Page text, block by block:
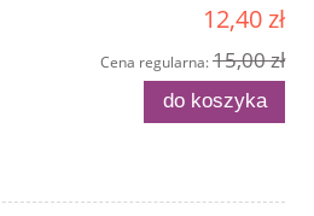
12,40 zł
Cena regularna:15,00 zł
do koszyka